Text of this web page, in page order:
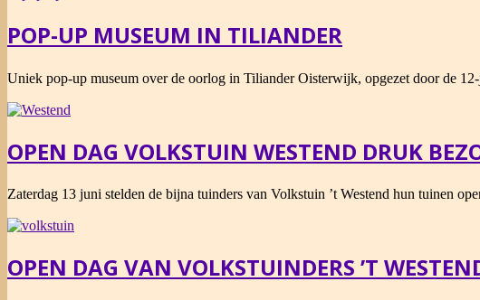
POP-UP MUSEUM IN TILIANDER
2026-
27
Uniek pop-up museum over de oorlog in Tiliander Oisterwijk, opgezet door de
OPEN DAG VOLKSTUIN WESTEND DRUK
2026-
13
Zaterdag 13 juni stelden de bijna tuinders van Volkstuin ’t Westend hun tuinen
OPEN DAG VAN VOLKSTUINDERS ’T